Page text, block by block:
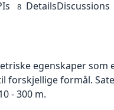
8 DetailsDiscussions
egenskaper
forskjellige formål.
- 300 m.